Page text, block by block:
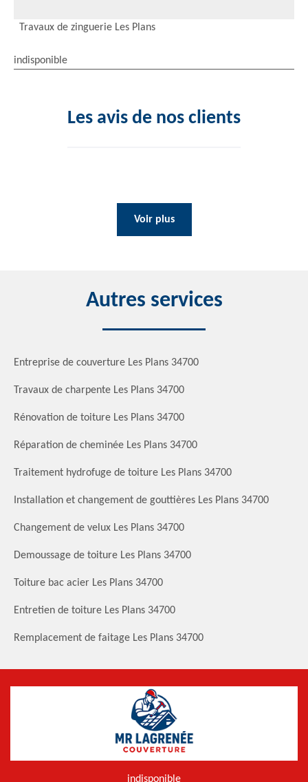
Travaux de zinguerie Les Plans
indisponible
Les avis de nos clients
Voir plus
Autres services
Entreprise de couverture Les Plans 34700
Travaux de charpente Les Plans 34700
Rénovation de toiture Les Plans 34700
Réparation de cheminée Les Plans 34700
Traitement hydrofuge de toiture Les Plans 34700
Installation et changement de gouttières Les Plans 34700
Changement de velux Les Plans 34700
Demoussage de toiture Les Plans 34700
Toiture bac acier Les Plans 34700
Entretien de toiture Les Plans 34700
Remplacement de faitage Les Plans 34700
indisponible